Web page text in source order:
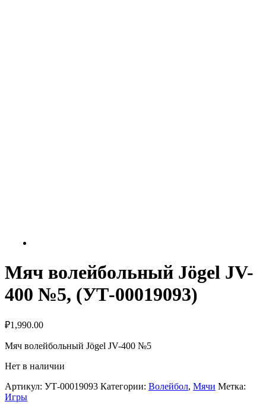
Мяч волейбольный Jögel JV-
400 №5, (УТ-00019093)
₽1,990.00
Мяч волейбольный Jögel JV-400 №5
Нет в наличии
Артикул: УТ-00019093 Категории: Волейбол, Мячи Метка:
Игры